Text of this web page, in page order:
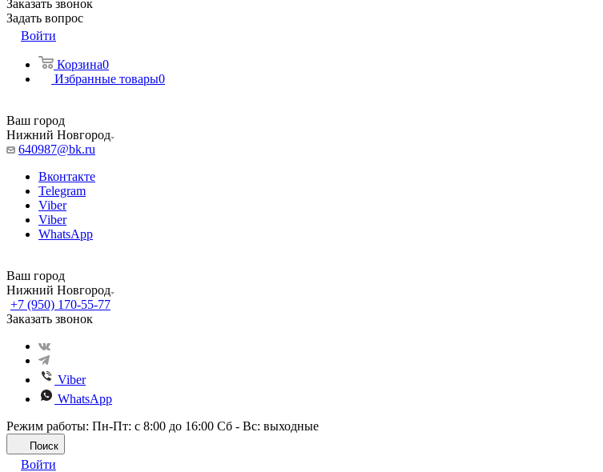
Заказать звонок
Задать вопрос
Войти
Корзина0
Избранные товары0
Ваш город
Нижний Новгород
640987@bk.ru
Вконтакте
Telegram
Viber
Viber
WhatsApp
Ваш город
Нижний Новгород
+7 (950) 170-55-77
Заказать звонок
Viber
WhatsApp
Режим работы: Пн-Пт: с 8:00 до 16:00 Сб - Вс: выходные
Поиск
Войти